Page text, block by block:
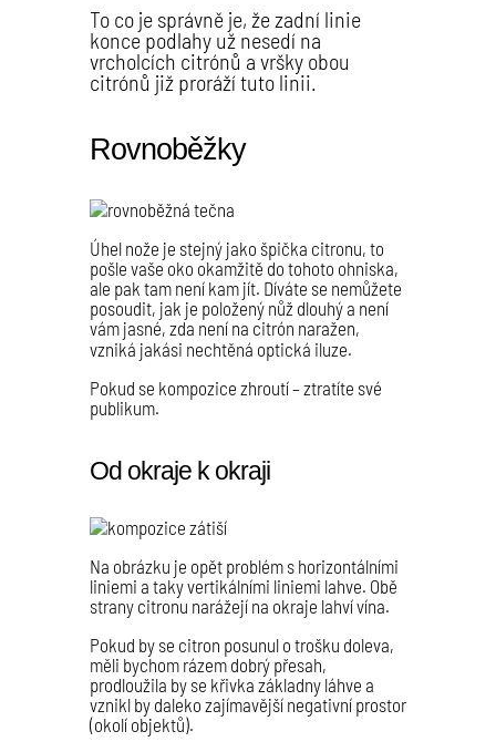
To co je správně je, že zadní linie
konce podlahy už nesedí na
vrcholcích citrónů a vršky obou
citrónů již proráží tuto linii.
Rovnoběžky
Úhel nože je stejný jako špička citronu, to
pošle vaše oko okamžitě do tohoto ohniska,
ale pak tam není kam jít. Díváte se nemůžete
posoudit, jak je položený nůž dlouhý a není
vám jasné, zda není na citrón naražen,
vzniká jakási nechtěná optická iluze.
Pokud se kompozice zhroutí – ztratíte své
publikum.
Od okraje k okraji
Na obrázku je opět problém s horizontálními
liniemi a taky vertikálními liniemi lahve. Obě
strany citronu narážejí na okraje lahví vína.
Pokud by se citron posunul o trošku doleva,
měli bychom rázem dobrý přesah,
prodloužila by se křivka základny láhve a
vznikl by daleko zajímavější negativní prostor
(okolí objektů).